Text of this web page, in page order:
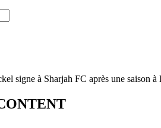
signe à Sharjah FC après une saison à